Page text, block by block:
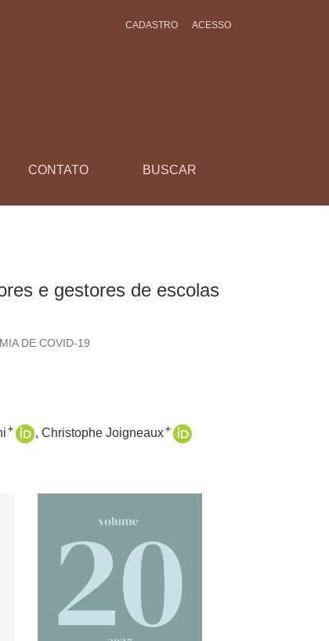
CONTATO BUSCAR
CADASTRO ACESSO
e gestores de escolas
DE COVID-19
+ Christophe Joigneaux+